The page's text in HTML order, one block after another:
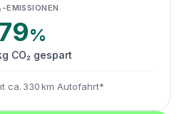
EMISSIONEN
%
CO₂ gespart
ca. 330 km Autofahrt*